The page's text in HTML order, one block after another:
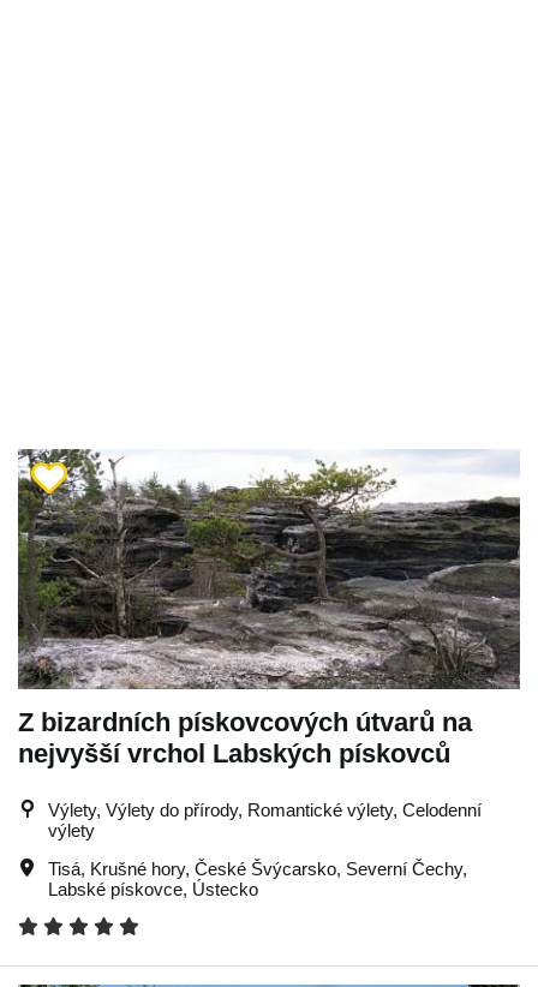
Z bizardních pískovcových útvarů na
nejvyšší vrchol Labských pískovců
Výlety, Výlety do přírody, Romantické výlety, Celodenní
výlety
Tisá, Krušné hory, České Švýcarsko, Severní Čechy,
Labské pískovce, Ústecko